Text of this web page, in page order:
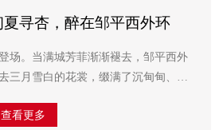
夏寻杏，醉在邹平西外环
场。当满城芳菲渐渐褪去，邹平西外
三月雪白的花裳，缀满了沉甸甸、金
奔赴这场如期而至的杏果之约。 驱
查看更多